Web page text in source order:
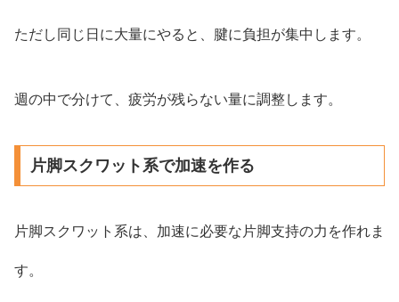
ただし同じ日に大量にやると、腱に負担が集中します。
週の中で分けて、疲労が残らない量に調整します。
片脚スクワット系で加速を作る
片脚スクワット系は、加速に必要な片脚支持の力を作れま
す。